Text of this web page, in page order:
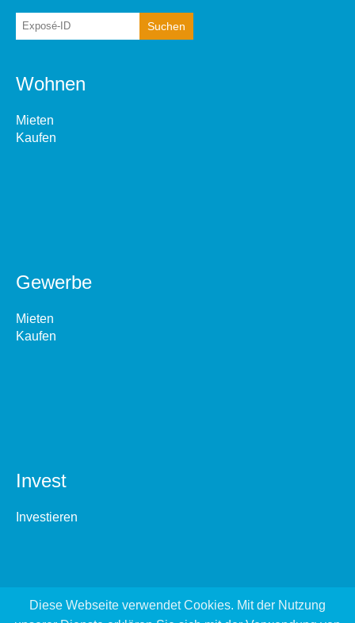
Wohnen
Mieten
Kaufen
Gewerbe
Mieten
Kaufen
Invest
Investieren
Diese Webseite verwendet Cookies. Mit der Nutzung